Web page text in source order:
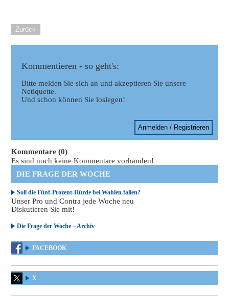
Zurück
Kommentieren - so geht's:
Bitte melden Sie sich an und akzeptieren Sie unsere
Netiquette.
Und schon können Sie loslegen!
Anmelden / Registrieren
Kommentare (0)
Es sind noch keine Kommentare vorhanden!
DIE FRAGE DER WOCHE
Soll die Fünf-Prozent-Hürde bei Wahlen fallen?
Unser Pro und Contra jede Woche neu
Diskutieren Sie mit!
Die Frage der Woche – Archiv
FACEBOOK
X